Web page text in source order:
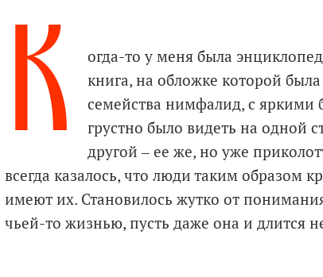
К
огда-то у меня была
книга, на обложке которой
семейства нимфалид, с
грустно было видеть на одной
другой ‒ ее же, но уже
всегда казалось, что люди таким образом
имеют их. Становилось жутко от
чьей-то жизнью, пусть даже она и длится